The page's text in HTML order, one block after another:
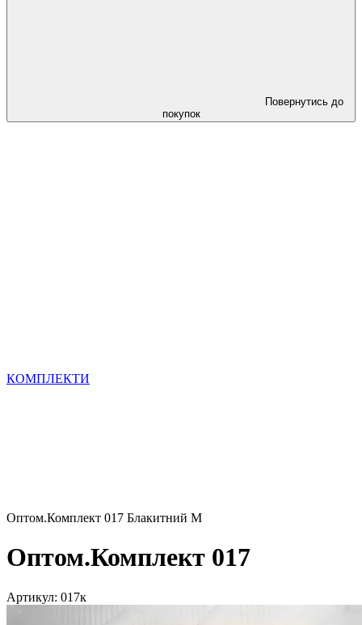
Повернутись до
покупок
КОМПЛЕКТИ
Оптом.Комплект 017 Блакитний M
Оптом.Комплект 017
Артикул: 017к